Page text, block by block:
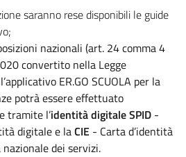
saranno rese disponibili le guide
nazionali (art. 24 comma 4
convertito nella Legge
ER.GO SCUOLA per la
potrà essere effettuato
tramite l’identità digitale SPID -
digitale e laCIE - Carta d’identità
dei servizi.